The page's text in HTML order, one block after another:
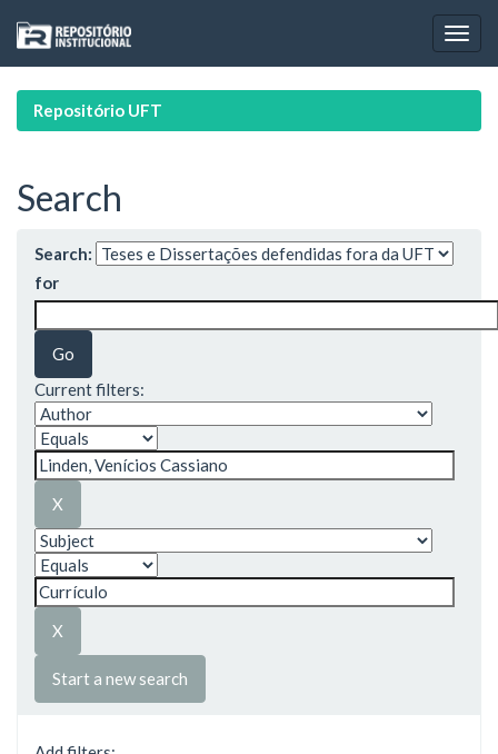
navigation
Repositório UFT
Search
Search:
for
Current filters:
Start a new search